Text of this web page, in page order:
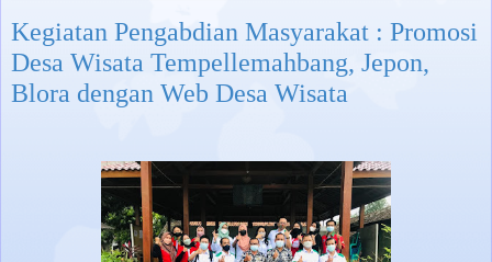
Kegiatan Pengabdian Masyarakat : Promosi
Desa Wisata Tempellemahbang, Jepon,
Blora dengan Web Desa Wisata